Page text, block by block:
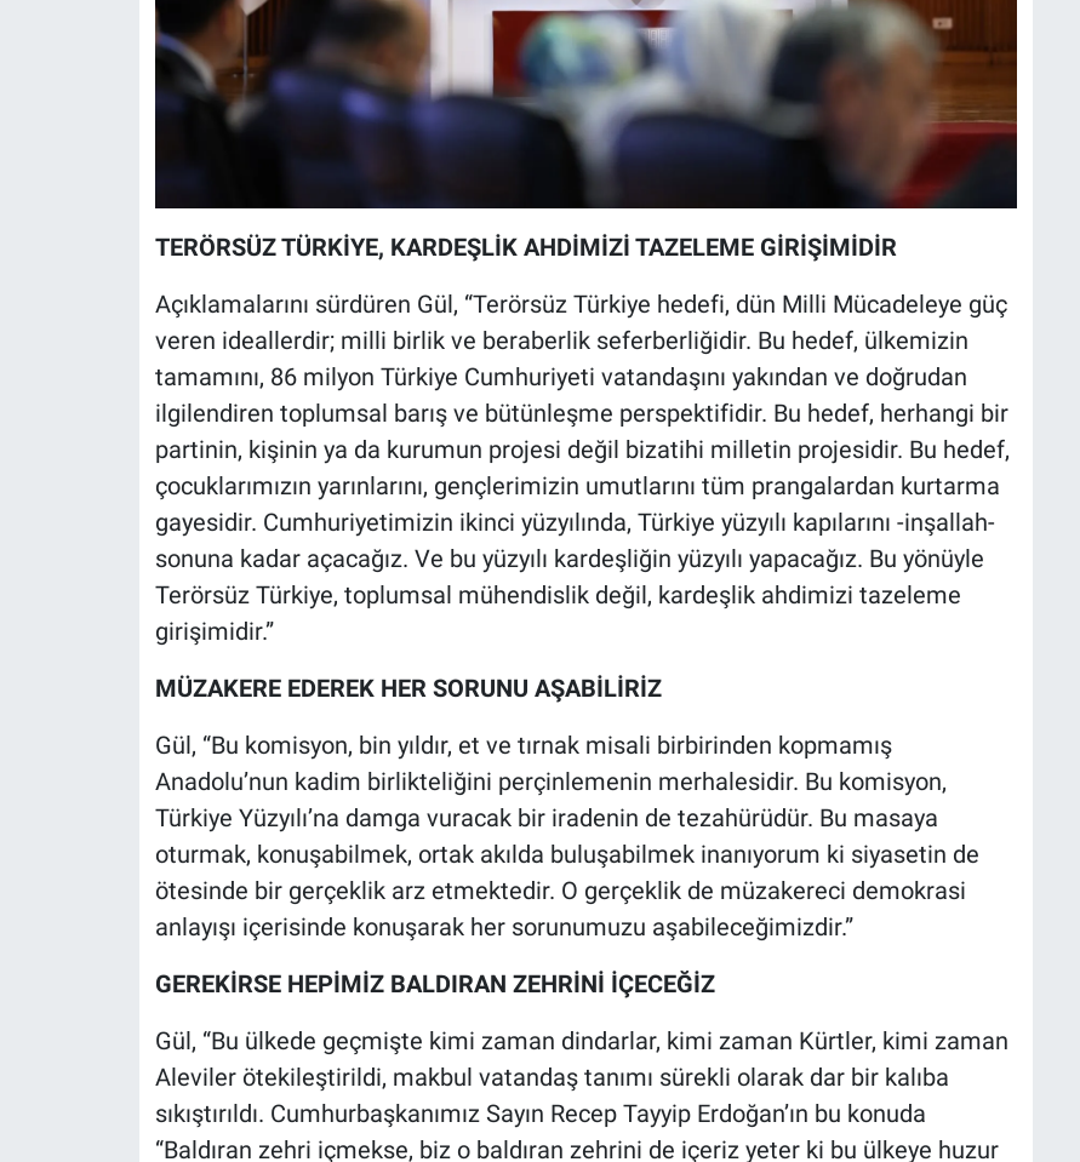
TERÖRSÜZ TÜRKİYE, KARDEŞLİK AHDİMİZİ TAZELEME GİRİŞİMİDİR
Açıklamalarını sürdüren Gül, “Terörsüz Türkiye hedefi, dün Milli Mücadeleye güç
veren ideallerdir; milli birlik ve beraberlik seferberliğidir. Bu hedef, ülkemizin
tamamını, 86 milyon Türkiye Cumhuriyeti vatandaşını yakından ve doğrudan
ilgilendiren toplumsal barış ve bütünleşme perspektifidir. Bu hedef, herhangi bir
partinin, kişinin ya da kurumun projesi değil bizatihi milletin projesidir. Bu hedef,
çocuklarımızın yarınlarını, gençlerimizin umutlarını tüm prangalardan kurtarma
gayesidir. Cumhuriyetimizin ikinci yüzyılında, Türkiye yüzyılı kapılarını -inşallah-
sonuna kadar açacağız. Ve bu yüzyılı kardeşliğin yüzyılı yapacağız. Bu yönüyle
Terörsüz Türkiye, toplumsal mühendislik değil, kardeşlik ahdimizi tazeleme
girişimidir.”
MÜZAKERE EDEREK HER SORUNU AŞABİLİRİZ
Gül, “Bu komisyon, bin yıldır, et ve tırnak misali birbirinden kopmamış
Anadolu’nun kadim birlikteliğini perçinlemenin merhalesidir. Bu komisyon,
Türkiye Yüzyılı’na damga vuracak bir iradenin de tezahürüdür. Bu masaya
oturmak, konuşabilmek, ortak akılda buluşabilmek inanıyorum ki siyasetin de
ötesinde bir gerçeklik arz etmektedir. O gerçeklik de müzakereci demokrasi
anlayışı içerisinde konuşarak her sorunumuzu aşabileceğimizdir.”
GEREKİRSE HEPİMİZ BALDIRAN ZEHRİNİ İÇECEĞİZ
Gül, “Bu ülkede geçmişte kimi zaman dindarlar, kimi zaman Kürtler, kimi zaman
Aleviler ötekileştirildi, makbul vatandaş tanımı sürekli olarak dar bir kalıba
sıkıştırıldı. Cumhurbaşkanımız Sayın Recep Tayyip Erdoğan’ın bu konuda
“Baldıran zehri içmekse, biz o baldıran zehrini de içeriz yeter ki bu ülkeye huzur